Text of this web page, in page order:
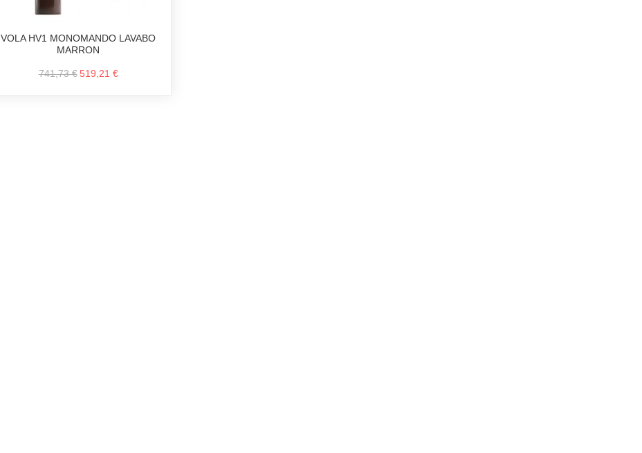
VOLA HV1 MONOMANDO LAVABO
MARRON
741,73 € 519,21 €